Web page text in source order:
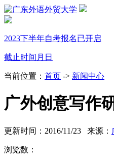
2023下半年自考报名已开启
截止时间 月 日
当前位置： 首页 -> 新闻中心
广外创意写作
更新时间：2016/11/23 来源：
浏览数：